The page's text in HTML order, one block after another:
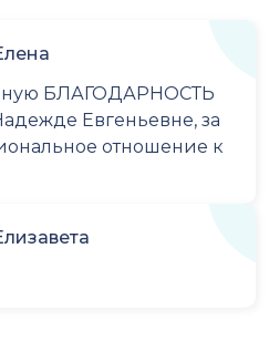
БЛАГОДАРНОСТЬ
Евгеньевне, за
отношение к